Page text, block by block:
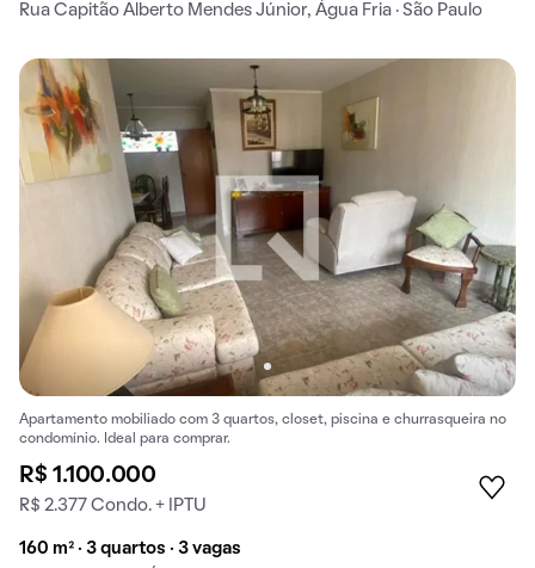
Rua Capitão Alberto Mendes Júnior, Água Fria · São Paulo
Apartamento mobiliado com 3 quartos, closet, piscina e churrasqueira no
condomínio. Ideal para comprar.
R$ 1.100.000
R$ 2.377 Condo. + IPTU
160 m² · 3 quartos · 3 vagas